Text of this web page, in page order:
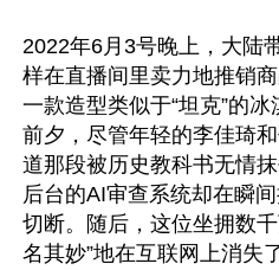
2022年6月3号晚上，大陆
样在直播间里卖力地推销
一款造型类似于“坦克”的
前夕，尽管年轻的李佳琦
道那段被历史教科书无情
后台的AI审查系统却在瞬
切断。随后，这位坐拥数
名其妙”地在互联网上消失